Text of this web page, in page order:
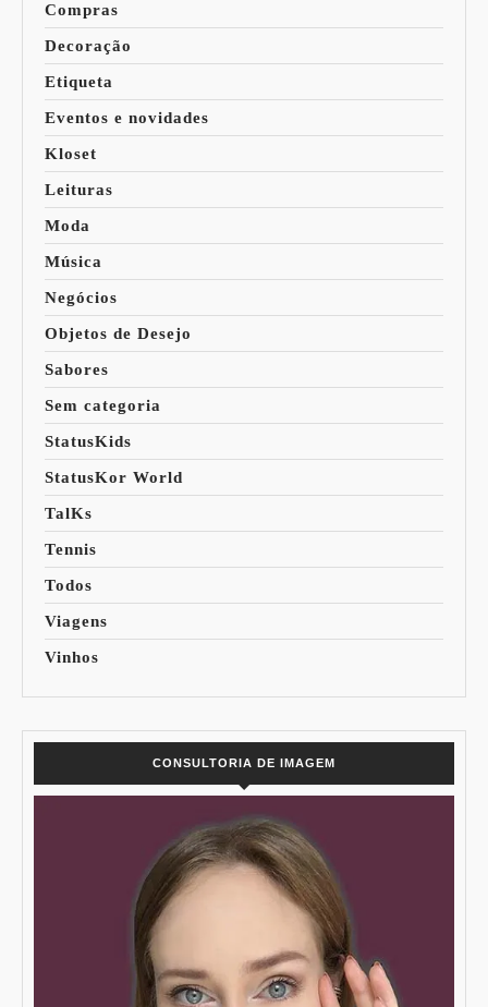
Compras
Decoração
Etiqueta
Eventos e novidades
Kloset
Leituras
Moda
Música
Negócios
Objetos de Desejo
Sabores
Sem categoria
StatusKids
StatusKor World
TalKs
Tennis
Todos
Viagens
Vinhos
CONSULTORIA DE IMAGEM